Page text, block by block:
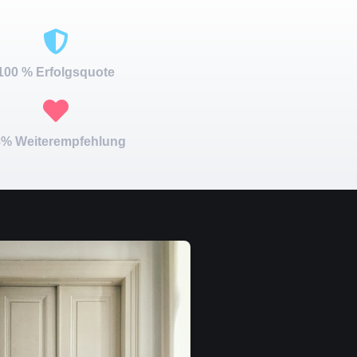
% Erfolgsquote
Weiterempfehlung